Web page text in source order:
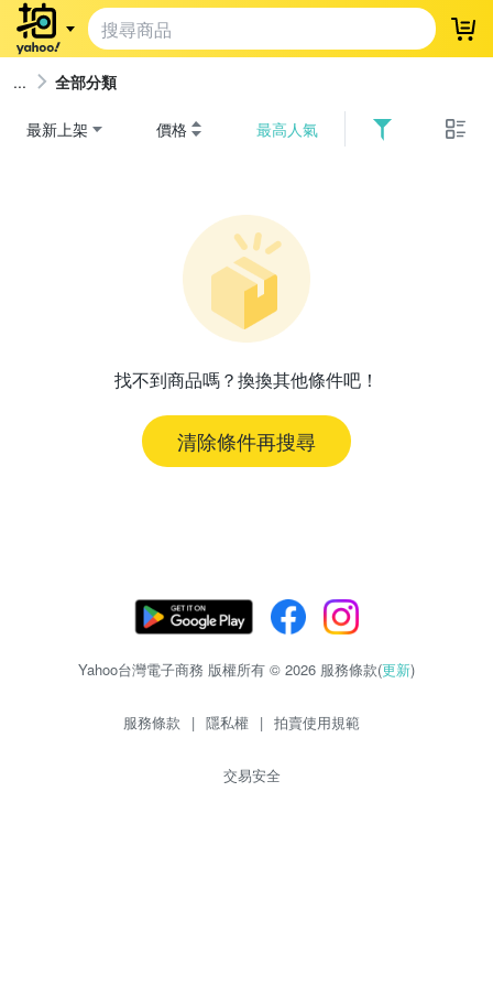
登
全部分類
最新上架 價格 最高人氣
找不到商品嗎？換換其他條件吧！
清除條件再搜尋
Yahoo台灣電子商務 版權所有 © 2026 服務條款(更新)
服務條款 | 隱私權 | 拍賣使用規範
交易安全